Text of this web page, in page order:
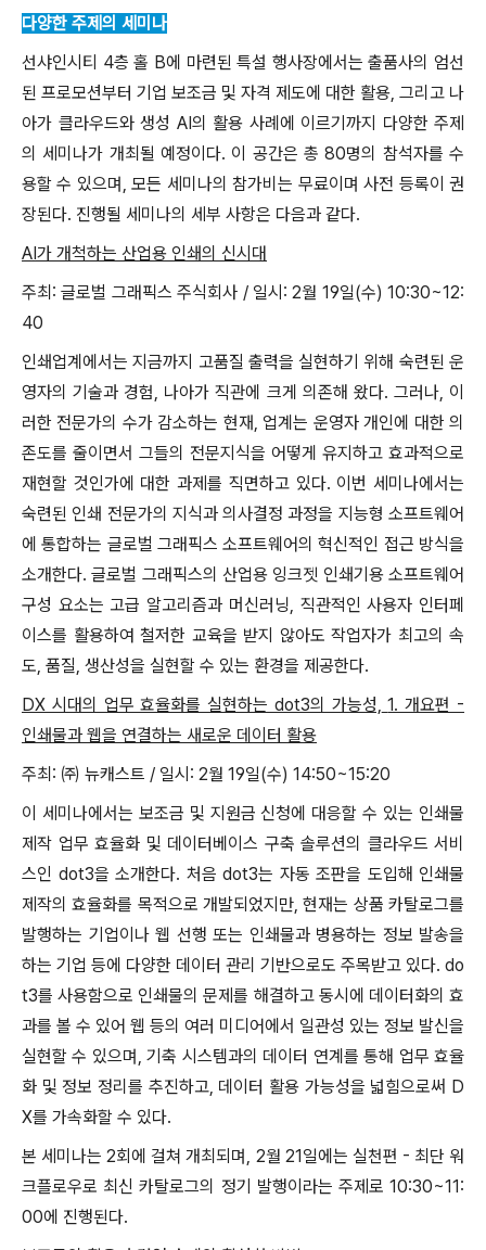
다양한 주제의 세미나
선샤인시티 4층 홀 B에 마련된 특설 행사장에서는 출품사의 엄선
된 프로모션부터 기업 보조금 및 자격 제도에 대한 활용, 그리고 나
아가 클라우드와 생성 AI의 활용 사례에 이르기까지 다양한 주제
의 세미나가 개최될 예정이다. 이 공간은 총 80명의 참석자를 수
용할 수 있으며, 모든 세미나의 참가비는 무료이며 사전 등록이 권
장된다. 진행될 세미나의 세부 사항은 다음과 같다.
AI가 개척하는 산업용 인쇄의 신시대
주최: 글로벌 그래픽스 주식회사 / 일시: 2월 19일(수) 10:30~12:
40
인쇄업계에서는 지금까지 고품질 출력을 실현하기 위해 숙련된 운
영자의 기술과 경험, 나아가 직관에 크게 의존해 왔다. 그러나, 이
러한 전문가의 수가 감소하는 현재, 업계는 운영자 개인에 대한 의
존도를 줄이면서 그들의 전문지식을 어떻게 유지하고 효과적으로
재현할 것인가에 대한 과제를 직면하고 있다. 이번 세미나에서는
숙련된 인쇄 전문가의 지식과 의사결정 과정을 지능형 소프트웨어
에 통합하는 글로벌 그래픽스 소프트웨어의 혁신적인 접근 방식을
소개한다. 글로벌 그래픽스의 산업용 잉크젯 인쇄기용 소프트웨어
구성 요소는 고급 알고리즘과 머신러닝, 직관적인 사용자 인터페
이스를 활용하여 철저한 교육을 받지 않아도 작업자가 최고의 속
도, 품질, 생산성을 실현할 수 있는 환경을 제공한다.
DX 시대의 업무 효율화를 실현하는 dot3의 가능성, 1. 개요편 -
인쇄물과 웹을 연결하는 새로운 데이터 활용
주최: ㈜ 뉴캐스트 / 일시: 2월 19일(수) 14:50~15:20
이 세미나에서는 보조금 및 지원금 신청에 대응할 수 있는 인쇄물
제작 업무 효율화 및 데이터베이스 구축 솔루션의 클라우드 서비
스인 dot3을 소개한다. 처음 dot3는 자동 조판을 도입해 인쇄물
제작의 효율화를 목적으로 개발되었지만, 현재는 상품 카탈로그를
발행하는 기업이나 웹 선행 또는 인쇄물과 병용하는 정보 발송을
하는 기업 등에 다양한 데이터 관리 기반으로도 주목받고 있다. do
t3를 사용함으로 인쇄물의 문제를 해결하고 동시에 데이터화의 효
과를 볼 수 있어 웹 등의 여러 미디어에서 일관성 있는 정보 발신을
실현할 수 있으며, 기축 시스템과의 데이터 연계를 통해 업무 효율
화 및 정보 정리를 추진하고, 데이터 활용 가능성을 넓힘으로써 D
X를 가속화할 수 있다.
본 세미나는 2회에 걸쳐 개최되며, 2월 21일에는 실천편 - 최단 워
크플로우로 최신 카탈로그의 정기 발행이라는 주제로 10:30~11:
00에 진행된다.